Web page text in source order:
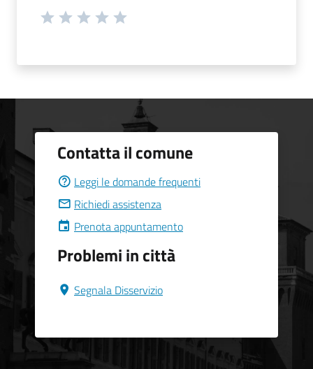
Contatta il comune
Leggi le domande frequenti
Richiedi assistenza
Prenota appuntamento
Problemi in città
Segnala Disservizio